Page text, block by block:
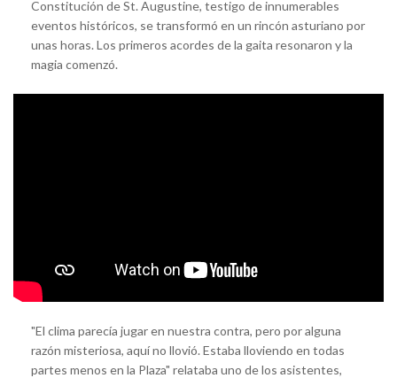
Constitución de St. Augustine, testigo de innumerables
eventos históricos, se transformó en un rincón asturiano por
unas horas. Los primeros acordes de la gaita resonaron y la
magia comenzó.
"El clima parecía jugar en nuestra contra, pero por alguna
razón misteriosa, aquí no llovió. Estaba lloviendo en todas
partes menos en la Plaza" relataba uno de los asistentes,